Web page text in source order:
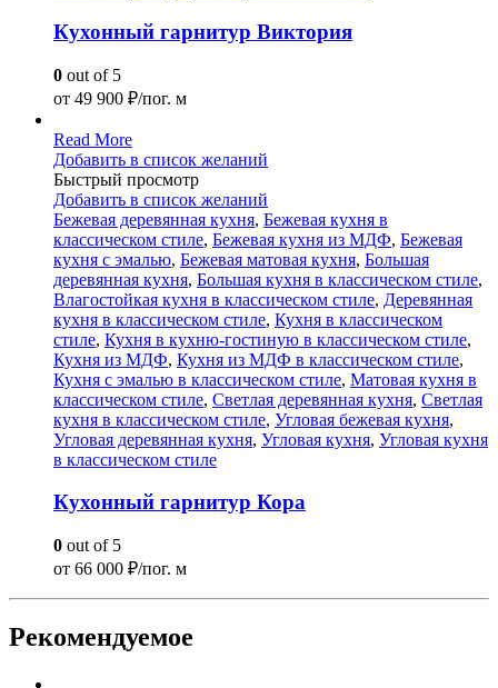
Кухонный гарнитур Виктория
0 out of 5
от 49 900 ₽/пог. м
Read More
Добавить в список желаний
Быстрый просмотр
Добавить в список желаний
Бежевая деревянная кухня, Бежевая кухня в
классическом стиле, Бежевая кухня из МДФ, Бежевая
кухня с эмалью, Бежевая матовая кухня, Большая
деревянная кухня, Большая кухня в классическом стиле,
Влагостойкая кухня в классическом стиле, Деревянная
кухня в классическом стиле, Кухня в классическом
стиле, Кухня в кухню-гостиную в классическом стиле,
Кухня из МДФ, Кухня из МДФ в классическом стиле,
Кухня с эмалью в классическом стиле, Матовая кухня в
классическом стиле, Светлая деревянная кухня, Светлая
кухня в классическом стиле, Угловая бежевая кухня,
Угловая деревянная кухня, Угловая кухня, Угловая кухня
в классическом стиле
Кухонный гарнитур Кора
0 out of 5
от 66 000 ₽/пог. м
Рекомендуемое